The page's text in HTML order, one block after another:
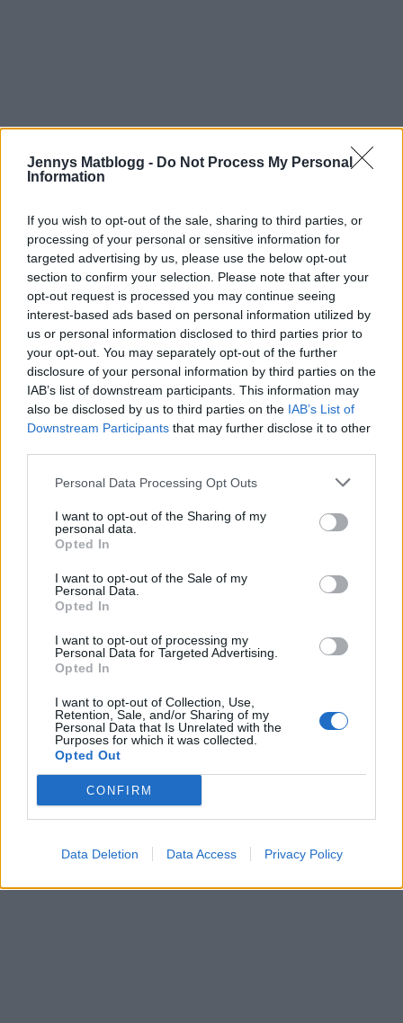
Jennys Matblogg - Do Not Process My Personal
Information
If you wish to opt-out of the sale, sharing to third parties, or
processing of your personal or sensitive information for
targeted advertising by us, please use the below opt-out
section to confirm your selection. Please note that after your
opt-out request is processed you may continue seeing
interest-based ads based on personal information utilized by
us or personal information disclosed to third parties prior to
your opt-out. You may separately opt-out of the further
disclosure of your personal information by third parties on the
IAB’s list of downstream participants. This information may
also be disclosed by us to third parties on the IAB’s List of
Downstream Participants that may further disclose it to other
Personal Data Processing Opt Outs
I want to opt-out of the Sharing of my
personal data.
Opted In
I want to opt-out of the Sale of my
Personal Data.
Opted In
I want to opt-out of processing my
Personal Data for Targeted Advertising.
Opted In
I want to opt-out of Collection, Use,
Retention, Sale, and/or Sharing of my
Personal Data that Is Unrelated with the
Purposes for which it was collected.
Opted Out
CONFIRM
Data Deletion Data Access Privacy Policy
Mät upp grädden / mjölken till såsen. Och låt sjuda upp
på svag värme,
vänd ner buljongtärningen, och rör ihop mjöl med
mjölken och vänd ner under tiden du vispar. Finhacka
ner en kruka dill och vänd ner. Jag smakade av med lite
salt också.
Ta fram torsken ( gärna färsk) och skär lagom
portionsbitar, salta och peppra. Och vänd fileerna i mjöl
innan du steker dem i smör.
Servera sedan med ärtiga bönor, kokt potatis och en bit
citron.
Gott
1